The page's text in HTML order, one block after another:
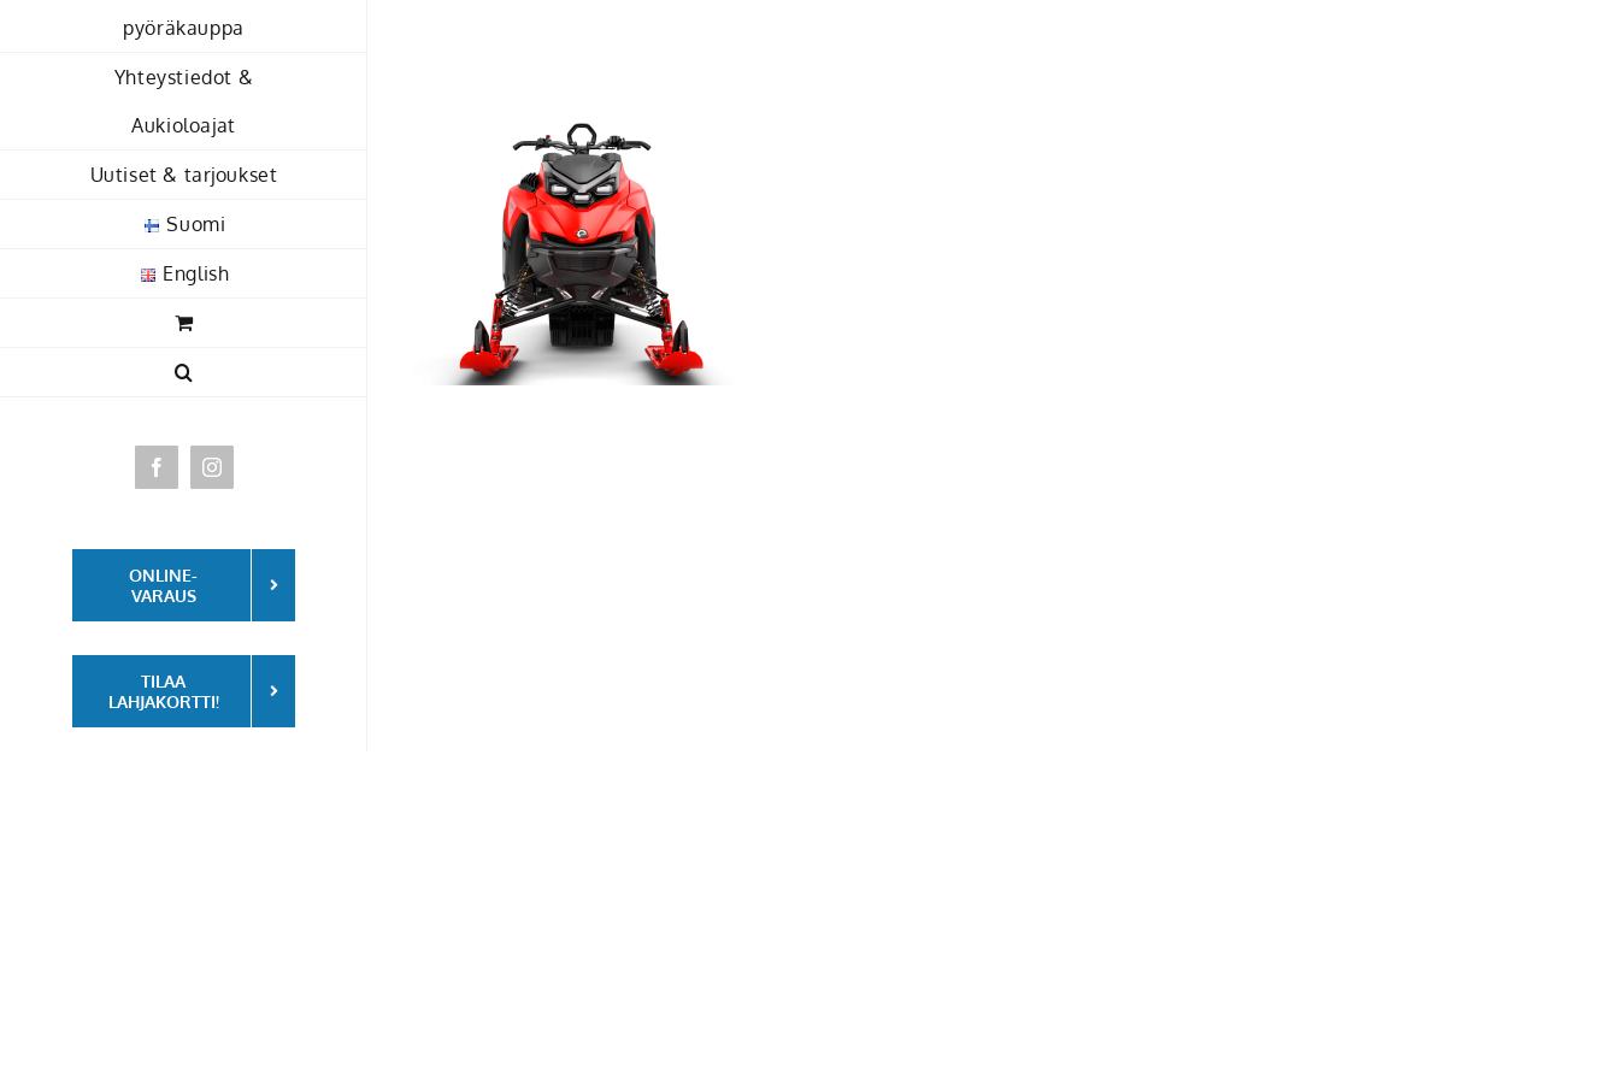
pyöräkauppa
Yhteystiedot &
Aukioloajat
Uutiset & tarjoukset
Suomi
English
FacebookInstagram
ONLINE-
VARAUS
TILAA
LAHJAKORTTI!